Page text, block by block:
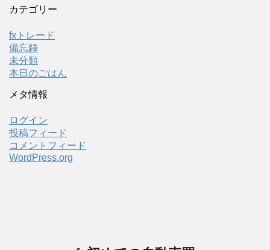
カテゴリー
fxトレード
備忘録
未分類
本日のごはん
メタ情報
ログイン
投稿フィード
コメントフィード
WordPress.org